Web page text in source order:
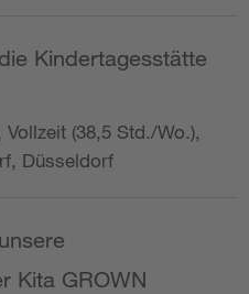
Kindertagesstätte
(38,5 Std./Wo.),
Düsseldorf
Kita GROWN